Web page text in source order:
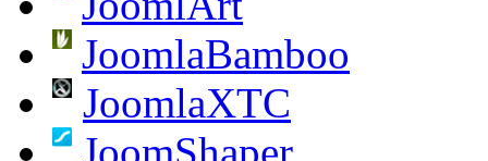
JoomlaBamboo
JoomlaXTC